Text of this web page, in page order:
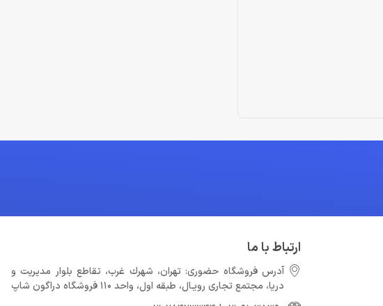
ارتباط با ما
آدرس فروشگاه حضوری: تهران، شهرك غرب، تقاطع بلوار مدیریت و
دريا، مجتمع تجارى رويـال، طبقه اول، واحد 110 فروشگاه دراگون شاپ